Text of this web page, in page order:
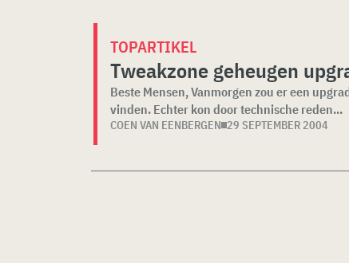
TOPARTIKEL
Tweakzone geheugen
Beste Mensen, Vanmorgen zou er een
vinden. Echter kon door technische reden...
COEN VAN EENBERGEN 29 SEPTEMBER 2004